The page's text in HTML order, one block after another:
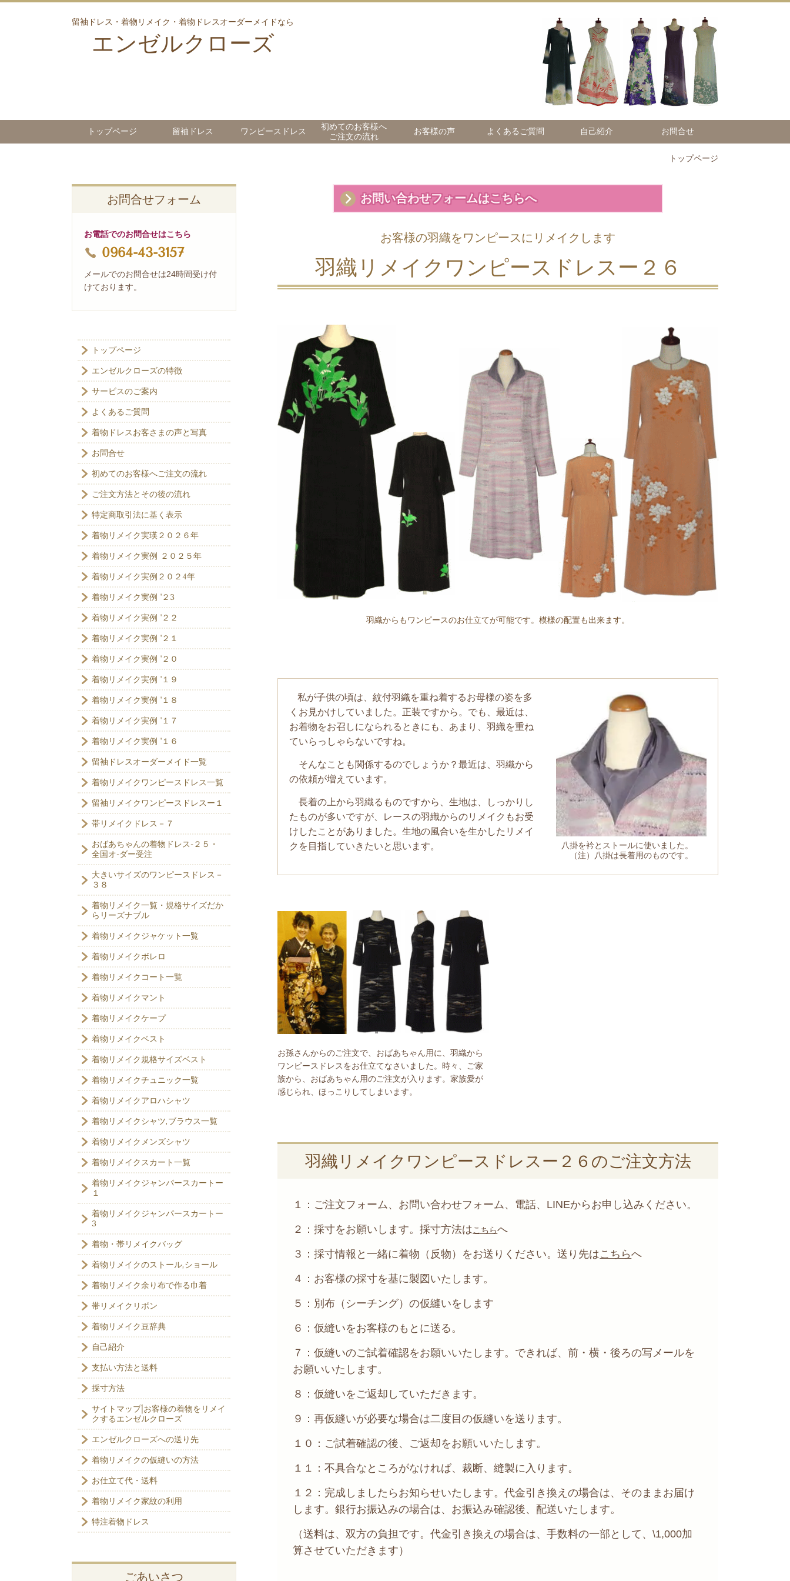
留袖ドレス・着物リメイク・着物ドレスオーダーメイドなら
エンゼルクローズ
トップページ 留袖ドレス ワンピースドレス
初めてのお客様へ
ご注文の流れ
お客様の声 よくあるご質問 自己紹介 お問合せ
トップページ
お問い合わせフォームはこちらへ
お客様の羽織をワンピースにリメイクします
羽織リメイクワンピースドレスー２６
羽織からもワンピースのお仕立てが可能です。模様の配置も出来ます。
八掛を衿とストールに使いました。
（注）八掛は長着用のものです。
私が子供の頃は、紋付羽織を重ね着するお母様の姿を多
くお見かけしていました。正装ですから。でも、最近は、
お着物をお召しになられるときにも、あまり、羽織を重ね
ていらっしゃらないですね。
そんなことも関係するのでしょうか？最近は、羽織から
の依頼が増えています。
長着の上から羽織るものですから、生地は、しっかりし
たものが多いですが、レースの羽織からのリメイクもお受
けしたことがありました。生地の風合いを生かしたリメイ
クを目指していきたいと思います。
お孫さんからのご注文で、おばあちゃん用に、羽織から
ワンピースドレスをお仕立てなさいました。時々、ご家
族から、おばあちゃん用のご注文が入ります。家族愛が
感じられ、ほっこりしてしまいます。
羽織リメイクワンピースドレスー２６のご注文方法
１：ご注文フォーム、お問い合わせフォーム、電話、LINEからお申し込みください。
２：採寸をお願いします。採寸方法はこちらへ
３：採寸情報と一緒に着物（反物）をお送りください。送り先はこちらへ
４：お客様の採寸を基に製図いたします。
５：別布（シーチング）の仮縫いをします
６：仮縫いをお客様のもとに送る。
７：仮縫いのご試着確認をお願いいたします。できれば、前・横・後ろの写メールを
お願いいたします。
８：仮縫いをご返却していただきます。
９：再仮縫いが必要な場合は二度目の仮縫いを送ります。
１０：ご試着確認の後、ご返却をお願いいたします。
１１：不具合なところがなければ、裁断、縫製に入ります。
１２：完成しましたらお知らせいたします。代金引き換えの場合は、そのままお届け
します。銀行お振込みの場合は、お振込み確認後、配送いたします。
（送料は、双方の負担です。代金引き換えの場合は、手数料の一部として、\1,000加
算させていただきます）
お問合せフォーム
お電話でのお問合せはこちら
0964-43-3157
メールでのお問合せは24時間受け付
けております。
トップページ
エンゼルクローズの特徴
サービスのご案内
よくあるご質問
着物ドレスお客さまの声と写真
お問合せ
初めてのお客様へご注文の流れ
ご注文方法とその後の流れ
特定商取引法に基く表示
着物リメイク実瑛２０２６年
着物リメイク実例 ２０２５年
着物リメイク実例２０２4年
着物リメイク実例 '２3
着物リメイク実例 '２２
着物リメイク実例 '２１
着物リメイク実例 '２０
着物リメイク実例 '１９
着物リメイク実例 '１８
着物リメイク実例 '１７
着物リメイク実例 '１６
留袖ドレスオーダーメイド一覧
着物リメイクワンピースドレス一覧
留袖リメイクワンピースドレスー１
帯リメイクドレス－７
おばあちゃんの着物ドレス-２５・
全国オ-ダー受注
大きいサイズのワンピースドレス－
３８
着物リメイク一覧・規格サイズだか
らリーズナブル
着物リメイクジャケット一覧
着物リメイクボレロ
着物リメイクコート一覧
着物リメイクマント
着物リメイクケープ
着物リメイクベスト
着物リメイク規格サイズベスト
着物リメイクチュニック一覧
着物リメイクアロハシャツ
着物リメイクシャツ,ブラウス一覧
着物リメイクメンズシャツ
着物リメイクスカート一覧
着物リメイクジャンパースカートー
１
着物リメイクジャンパースカートー
3
着物・帯リメイクバッグ
着物リメイクのストール,ショール
着物リメイク余り布で作る巾着
帯リメイクリボン
着物リメイク豆辞典
自己紹介
支払い方法と送料
採寸方法
サイトマップ|お客様の着物をリメイ
クするエンゼルクローズ
エンゼルクローズへの送り先
着物リメイクの仮縫いの方法
お仕立て代・送料
着物リメイク家紋の利用
特注着物ドレス
ごあいさつ